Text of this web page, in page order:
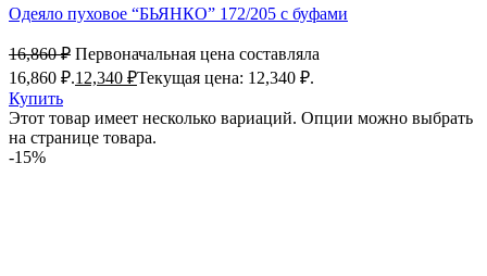
Одеяло пуховое “БЬЯНКО” 172/205 с буфами
16,860₽ Первоначальная цена составляла
16,860 ₽.12,340 ₽Текущая цена: 12,340 ₽.
Купить
Этот товар имеет несколько вариаций. Опции можно выбрать
на странице товара.
-15%